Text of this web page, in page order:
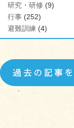
研究・研修 (9)
行事 (252)
避難訓練 (4)